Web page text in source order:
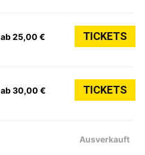
ab 25,00 € TICKETS
ab 30,00 € TICKETS
Ausverkauft